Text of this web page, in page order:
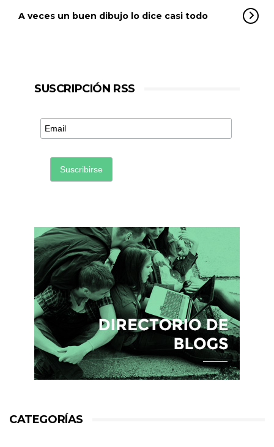
A veces un buen dibujo lo dice casi todo
SUSCRIPCIÓN RSS
CATEGORÍAS